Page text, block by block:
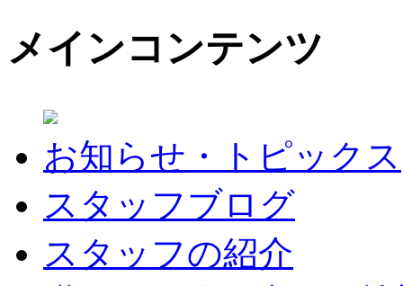
メインコンテンツ
お知らせ・トピックス
スタッフブログ
スタッフの紹介